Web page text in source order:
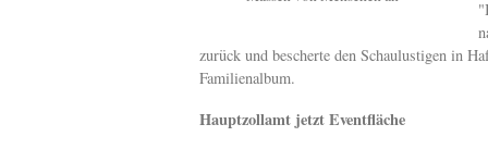
zurück und bescherte den Schaulustigen in
Familienalbum.
Hauptzollamt jetzt Eventfläche